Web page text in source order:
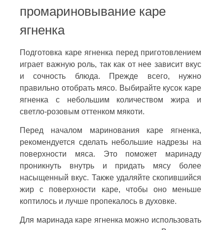
промариновывание каре
ягненка
Подготовка каре ягненка перед приготовлением
играет важную роль, так как от нее зависит вкус
и сочность блюда. Прежде всего, нужно
правильно отобрать мясо. Выбирайте кусок каре
ягненка с небольшим количеством жира и
светло-розовым оттенком мякоти.
Перед началом маринования каре ягненка,
рекомендуется сделать небольшие надрезы на
поверхности мяса. Это поможет маринаду
проникнуть внутрь и придать мясу более
насыщенный вкус. Также удаляйте скопившийся
жир с поверхности каре, чтобы оно меньше
коптилось и лучше пропекалось в духовке.
Для маринада каре ягненка можно использовать